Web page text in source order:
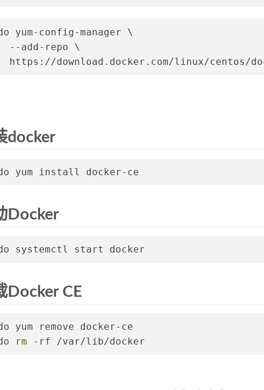
yum-config-manager \
--add-repo \
https://download.docker.com/linux/centos/
docker
yum install docker-ce
Docker
systemctl start docker
Docker CE
yum remove docker-ce
rm -rf /var/lib/docker